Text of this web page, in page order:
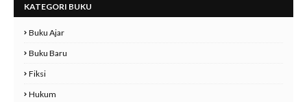
KATEGORI BUKU
Buku Ajar
Buku Baru
Fiksi
Hukum